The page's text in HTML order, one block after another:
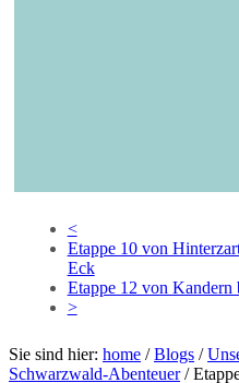
<
Etappe 10 von
Eck
Etappe 12 von Kandern
>
Sie sind hier: home /Blogs /
Schwarzwald-Abenteuer/